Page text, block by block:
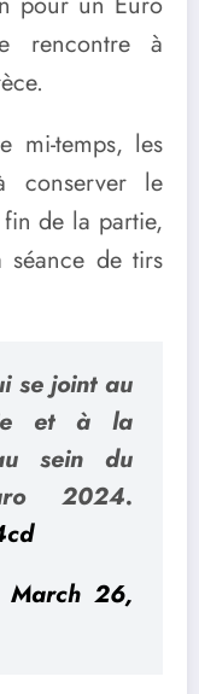
rencontre à
mi-temps, les
conserver le
de la partie,
séance de tirs
se joint au
et à la
sein du
2024.
March 26,